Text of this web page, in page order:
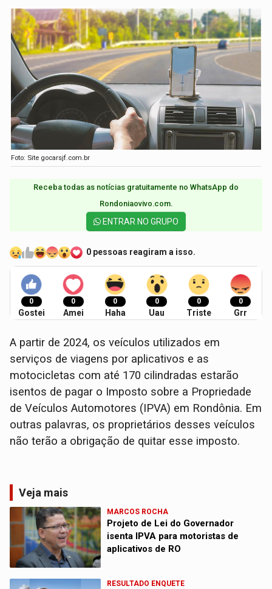
Foto: Site gocarsjf.com.br
Receba todas as notícias gratuitamente no WhatsApp do
Rondoniaovivo.com.​
ENTRAR NO GRUPO
0 pessoas reagiram a isso.
0
Gostei
0
Amei
0
Haha
0
Uau
0
Triste
0
Grr
A partir de 2024, os veículos utilizados em
serviços de viagens por aplicativos e as
motocicletas com até 170 cilindradas estarão
isentos de pagar o Imposto sobre a Propriedade
de Veículos Automotores (IPVA) em Rondônia. Em
outras palavras, os proprietários desses veículos
não terão a obrigação de quitar esse imposto.
Veja mais
MARCOS ROCHA
Projeto de Lei do Governador
isenta IPVA para motoristas de
aplicativos de RO
RESULTADO ENQUETE